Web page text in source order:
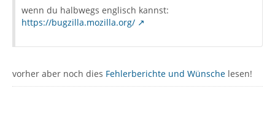
wenn du halbwegs englisch kannst:
https://bugzilla.mozilla.org/
vorher aber noch dies Fehlerberichte und Wünsche lesen!